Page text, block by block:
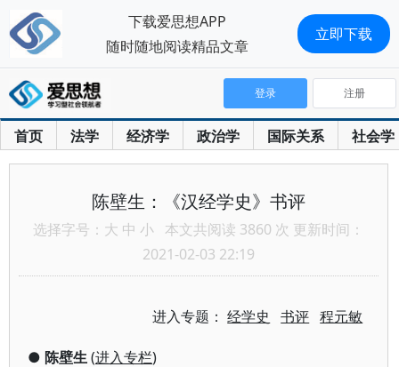
首页 法学 经济学 政治学 国际关系 社会学
登录 注册
陈壁生：《汉经学史》书评
选择字号： 大 中 小 本文共阅读 3860 次 更新时间：
2021-02-03 22:19
进入专题：经学史 书评 程元敏
● 陈壁生(进入专栏)
下载爱思想APP
随时随地阅读精品文章
立即下载